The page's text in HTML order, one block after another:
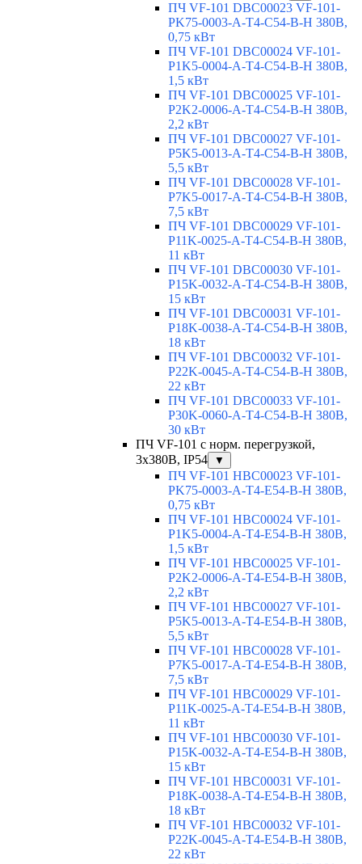
ПЧ VF-101 DBC00023 VF-101-
PK75-0003-A-T4-C54-B-H 380В,
0,75 кВт
ПЧ VF-101 DBC00024 VF-101-
P1K5-0004-A-T4-C54-B-H 380В,
1,5 кВт
ПЧ VF-101 DBC00025 VF-101-
P2K2-0006-A-T4-C54-B-H 380В,
2,2 кВт
ПЧ VF-101 DBC00027 VF-101-
P5K5-0013-A-T4-C54-B-H 380В,
5,5 кВт
ПЧ VF-101 DBC00028 VF-101-
P7K5-0017-A-T4-C54-B-H 380В,
7,5 кВт
ПЧ VF-101 DBC00029 VF-101-
P11K-0025-A-T4-C54-B-H 380В,
11 кВт
ПЧ VF-101 DBC00030 VF-101-
P15K-0032-A-T4-C54-B-H 380В,
15 кВт
ПЧ VF-101 DBC00031 VF-101-
P18K-0038-A-T4-C54-B-H 380В,
18 кВт
ПЧ VF-101 DBC00032 VF-101-
P22K-0045-A-T4-C54-B-H 380В,
22 кВт
ПЧ VF-101 DBC00033 VF-101-
P30K-0060-A-T4-C54-B-H 380В,
30 кВт
ПЧ VF-101 с норм. перегрузкой,
3x380В, IP54
▼
ПЧ VF-101 HBC00023 VF-101-
PK75-0003-A-T4-E54-B-H 380В,
0,75 кВт
ПЧ VF-101 HBC00024 VF-101-
P1K5-0004-A-T4-E54-B-H 380В,
1,5 кВт
ПЧ VF-101 HBC00025 VF-101-
P2K2-0006-A-T4-E54-B-H 380В,
2,2 кВт
ПЧ VF-101 HBC00027 VF-101-
P5K5-0013-A-T4-E54-B-H 380В,
5,5 кВт
ПЧ VF-101 HBC00028 VF-101-
P7K5-0017-A-T4-E54-B-H 380В,
7,5 кВт
ПЧ VF-101 HBC00029 VF-101-
P11K-0025-A-T4-E54-B-H 380В,
11 кВт
ПЧ VF-101 HBC00030 VF-101-
P15K-0032-A-T4-E54-B-H 380В,
15 кВт
ПЧ VF-101 HBC00031 VF-101-
P18K-0038-A-T4-E54-B-H 380В,
18 кВт
ПЧ VF-101 HBC00032 VF-101-
P22K-0045-A-T4-E54-B-H 380В,
22 кВт